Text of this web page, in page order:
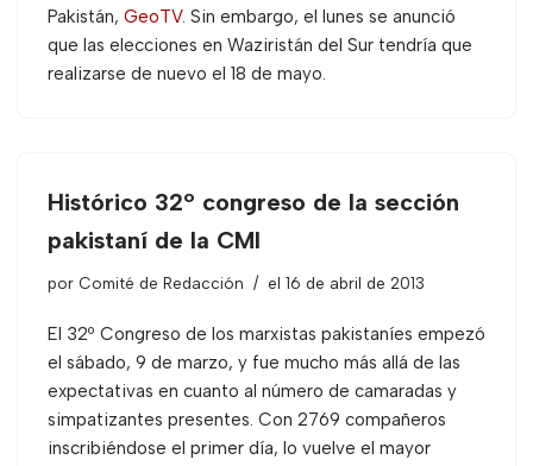
Pakistán, GeoTV. Sin embargo, el lunes se anunció
que las elecciones en Waziristán del Sur tendría que
realizarse de nuevo el 18 de mayo.
Histórico 32º congreso de la sección
pakistaní de la CMI
por Comité de Redacción el 16 de abril de 2013
El 32º Congreso de los marxistas pakistaníes empezó
el sábado, 9 de marzo, y fue mucho más allá de las
expectativas en cuanto al número de camaradas y
simpatizantes presentes. Con 2769 compañeros
inscribiéndose el primer día, lo vuelve el mayor